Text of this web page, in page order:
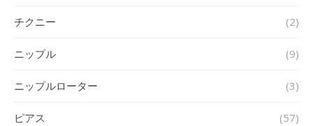
チクニー (2)
ニップル (9)
ニップルローター (3)
ピアス (57)